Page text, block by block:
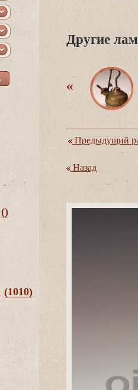
()
(1010)
Другие
Предыдущий
Назад